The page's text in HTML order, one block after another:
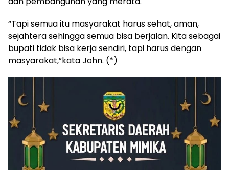
“Tapi semua itu masyarakat harus sehat, aman,
sejahtera sehingga semua bisa berjalan. Kita sebagai
bupati tidak bisa kerja sendiri, tapi harus dengan
masyarakat,”kata John. (*)